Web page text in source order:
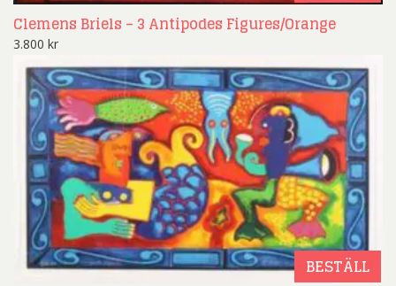
Clemens Briels – 3 Antipodes Figures/Orange
3.800 kr
BESTÄLL